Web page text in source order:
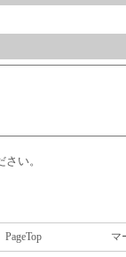
い。
PageTop マ